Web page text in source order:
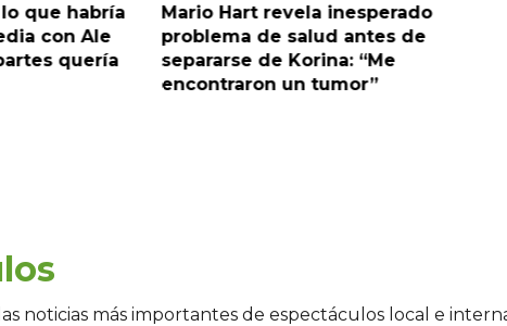
que habría
con Ale
quería
Mario Hart revela inesperado
problema de salud antes de
separarse de Korina: “Me
encontraron un tumor”
noticias más importantes de espectáculos local e